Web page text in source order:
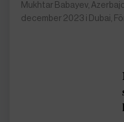
Mukhtar Babayev,
december 2023 i Dubai,